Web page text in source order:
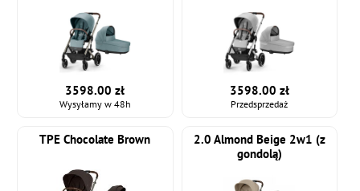
3598.00 zł
Wysyłamy w 48h
3598.00 zł
Przedsprzedaż
TPE Chocolate Brown
2.0 Almond Beige 2w1 (z
gondolą)